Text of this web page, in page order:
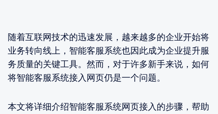
随着互联网技术的迅速发展，越来越多的企业开始将
业务转向线上，智能客服系统也因此成为企业提升服
务质量的关键工具。然而，对于许多新手来说，如何
将智能客服系统接入网页仍是一个问题。
本文将详细介绍智能客服系统网页接入的步骤，帮助